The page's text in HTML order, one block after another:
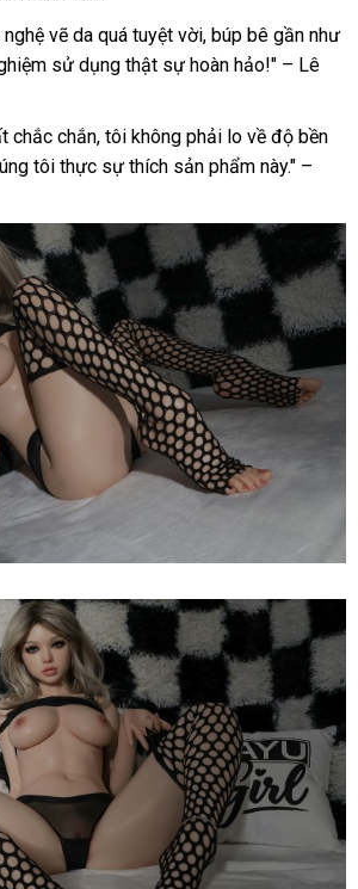
vẽ da quá tuyệt vời, búp bê gần như
sử dụng thật sự hoàn hảo!" – Lê
chắc chắn, tôi không phải lo về độ bền
tôi thực sự thích sản phẩm này." –